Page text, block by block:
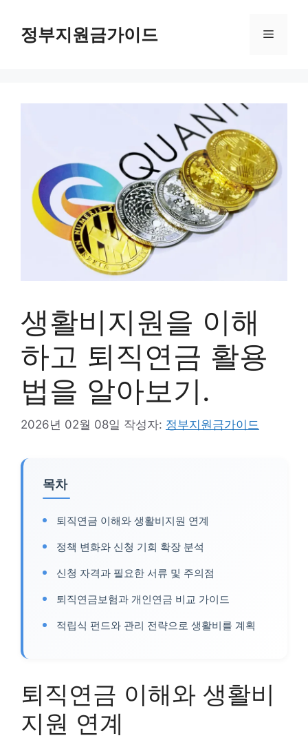
정부지원금가이드 메
생활비지원을 이해
하고 퇴직연금 활용
법을 알아보기.
2026년 02월 08일 작성자: 정부지원금가이드
목차
퇴직연금 이해와 생활비지원 연계
정책 변화와 신청 기회 확장 분석
신청 자격과 필요한 서류 및 주의점
퇴직연금보험과 개인연금 비교 가이드
적립식 펀드와 관리 전략으로 생활비를 계획
퇴직연금 이해와 생활비
지원 연계